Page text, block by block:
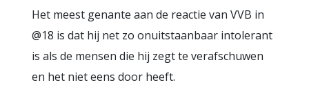
Het meest genante aan de reactie van VVB in
@18 is dat hij net zo onuitstaanbaar intolerant
is als de mensen die hij zegt te verafschuwen
en het niet eens door heeft.